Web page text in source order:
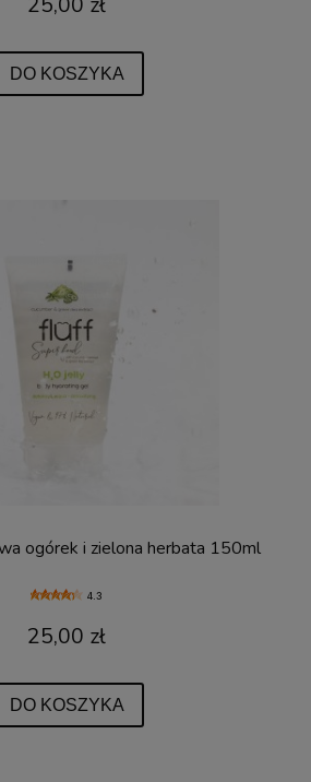
DO KOSZYKA
ogórek i zielona herbata 150ml
4.3
25,00 zł
DO KOSZYKA